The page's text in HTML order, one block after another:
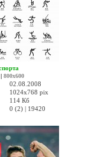
| 800x600
02.08.2008
1024x768 pix
114 Кб
0 (2) | 19420